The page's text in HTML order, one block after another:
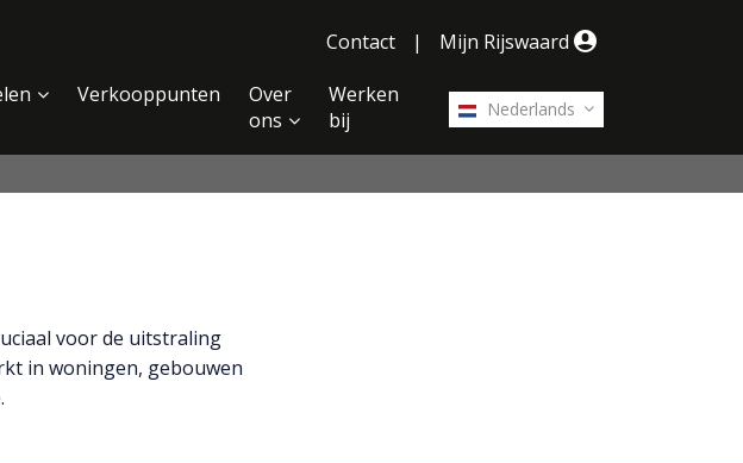
Contact
| Mijn Rijswaard
Nederlands
Verkooppunten
Over
ons
Werken
bij
voor de uitstraling
in woningen, gebouwen